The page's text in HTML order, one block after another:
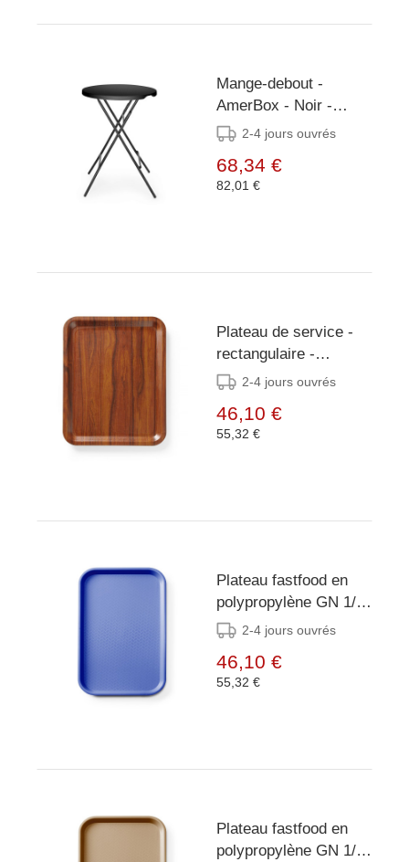
Mange-debout -
AmerBox - Noir -
Ø800x(H)1100mm
2-4 jours ouvrés
68,34 €
82,01 €
Plateau de service -
rectangulaire -
antidérapant - stratifié
460x360mm
2-4 jours ouvrés
46,10 €
55,32 €
Plateau fastfood en
polypropylène GN 1/1
- AmerBox - GN 1/1 -
530x325x(H)20mm
2-4 jours ouvrés
46,10 €
55,32 €
Plateau fastfood en
polypropylène GN 1/1